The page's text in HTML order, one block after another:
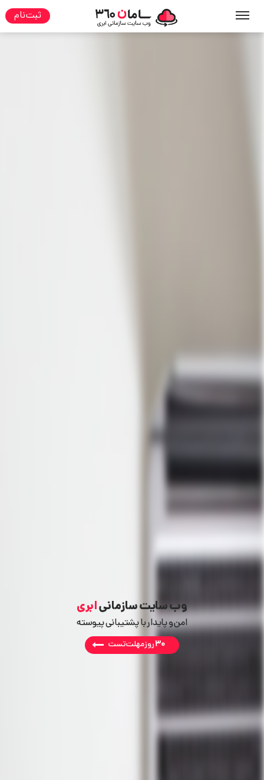
ثبت نام
وب سایت سازمانیابری
امن و پایدار با پشتیبانی پیوسته
30روز مهلت تست